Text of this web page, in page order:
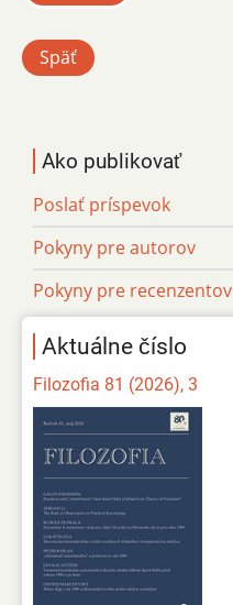
Späť
Ako publikovať
Poslať príspevok
Pokyny pre autorov
Pokyny pre recenzentov
Aktuálne číslo
Filozofia 81 (2026), 3